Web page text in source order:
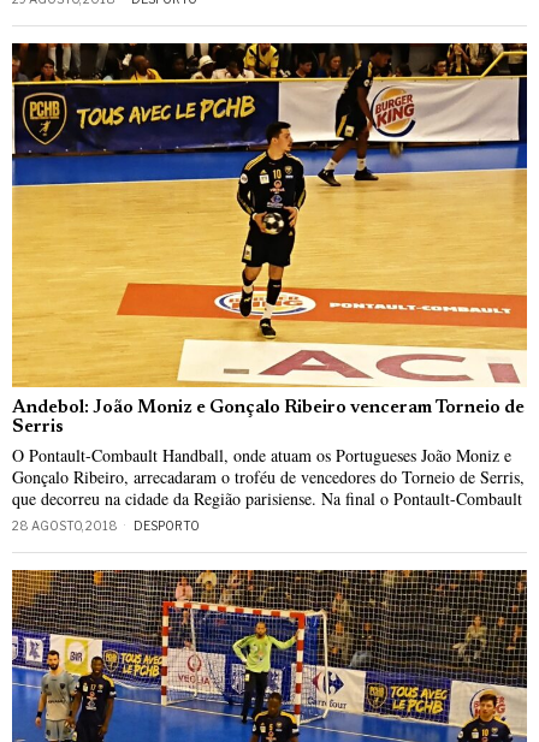
Andebol: João Moniz e Gonçalo Ribeiro venceram Torneio de
Serris
O Pontault-Combault Handball, onde atuam os Portugueses João Moniz e
Gonçalo Ribeiro, arrecadaram o troféu de vencedores do Torneio de Serris,
que decorreu na cidade da Região parisiense. Na final o Pontault-Combault
28 AGOSTO, 2018 DESPORTO